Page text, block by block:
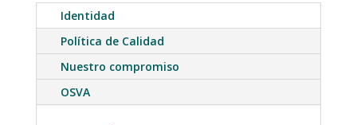
Identidad
Política de Calidad
Nuestro compromiso
OSVA